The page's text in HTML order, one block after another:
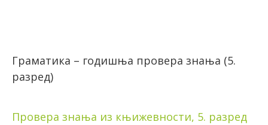
Граматика – годишња провера знања (5.
разред)
Провера знања из књижевности, 5. разред